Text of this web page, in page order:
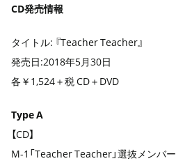
CD発売情報
タイトル: 『Teacher Teacher』
発売日:2018年5月30日
各￥1,524＋税 CD＋DVD
Type A
【CD】
M-1「Teacher Teacher」選抜メンバー